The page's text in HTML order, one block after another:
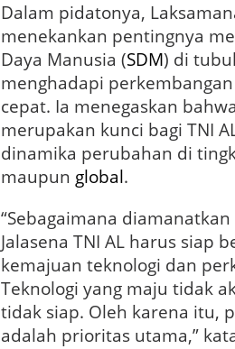
N
I
L
Dalam pidatonya,
menekankan pentingnya
Daya Manusia (SDM) di
menghadapi perkembangan
cepat. Ia menegaskan
merupakan kunci bagi TNI
dinamika perubahan di
maupun global.
“Sebagaimana
Jalasena TNI AL harus siap
kemajuan teknologi dan
Teknologi yang maju tidak
tidak siap. Oleh karena itu,
adalah prioritas utama,”